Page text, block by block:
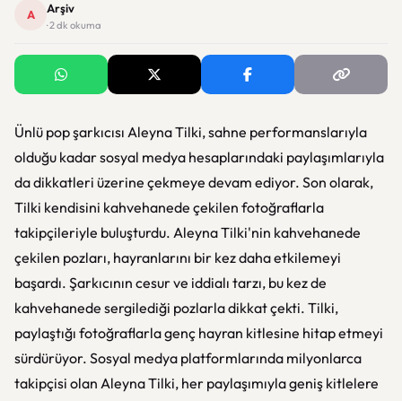
A Arşiv
· 2 dk okuma
Ünlü pop şarkıcısı Aleyna Tilki, sahne performanslarıyla
olduğu kadar sosyal medya hesaplarındaki paylaşımlarıyla
da dikkatleri üzerine çekmeye devam ediyor. Son olarak,
Tilki kendisini kahvehanede çekilen fotoğraflarla
takipçileriyle buluşturdu. Aleyna Tilki'nin kahvehanede
çekilen pozları, hayranlarını bir kez daha etkilemeyi
başardı. Şarkıcının cesur ve iddialı tarzı, bu kez de
kahvehanede sergilediği pozlarla dikkat çekti. Tilki,
paylaştığı fotoğraflarla genç hayran kitlesine hitap etmeyi
sürdürüyor. Sosyal medya platformlarında milyonlarca
takipçisi olan Aleyna Tilki, her paylaşımıyla geniş kitlelere